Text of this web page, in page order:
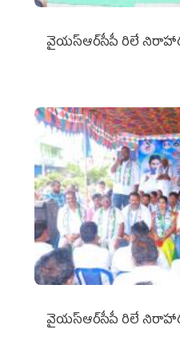
వైయ‌స్ఆర్‌సీపీ రిలే నిరాహార
వైయ‌స్ఆర్‌సీపీ రిలే నిరాహార